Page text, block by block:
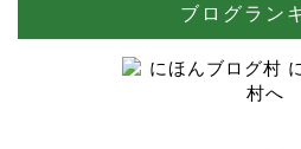
ブログラン